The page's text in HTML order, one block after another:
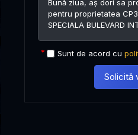
Sunt de acord cu
Solicită